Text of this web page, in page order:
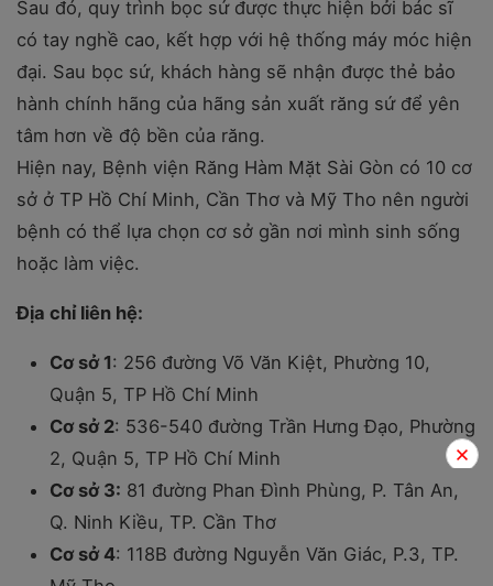
Sau đó, quy trình bọc sứ được thực hiện bởi bác sĩ
có tay nghề cao, kết hợp với hệ thống máy móc hiện
đại. Sau bọc sứ, khách hàng sẽ nhận được thẻ bảo
hành chính hãng của hãng sản xuất răng sứ để yên
tâm hơn về độ bền của răng.
Hiện nay, Bệnh viện Răng Hàm Mặt Sài Gòn có 10 cơ
sở ở TP Hồ Chí Minh, Cần Thơ và Mỹ Tho nên người
bệnh có thể lựa chọn cơ sở gần nơi mình sinh sống
hoặc làm việc.
Địa chỉ liên hệ:
Cơ sở 1: 256 đường Võ Văn Kiệt, Phường 10,
Quận 5, TP Hồ Chí Minh
Cơ sở 2: 536-540 đường Trần Hưng Đạo, Phường
2, Quận 5, TP Hồ Chí Minh
Cơ sở 3: 81 đường Phan Đình Phùng, P. Tân An,
Q. Ninh Kiều, TP. Cần Thơ
Cơ sở 4: 118B đường Nguyễn Văn Giác, P.3, TP.